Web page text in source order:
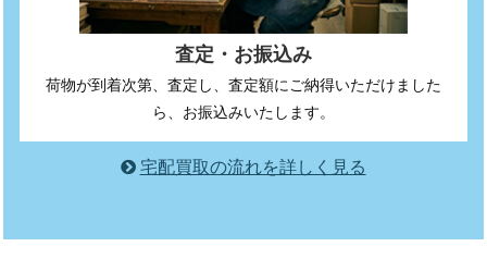
査定・お振込み
荷物が到着次第、査定し、査定額にご納得いただけました
ら、お振込みいたします。
宅配買取の流れを詳しく見る